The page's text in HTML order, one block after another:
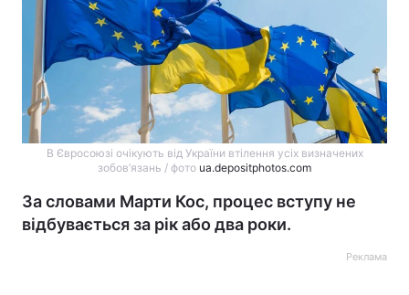
В Євросоюзі очікують від України втілення усіх визначених
зобов’язань / фото ua.depositphotos.com
За словами Марти Кос, процес вступу не
відбувається за рік або два роки.
Реклама